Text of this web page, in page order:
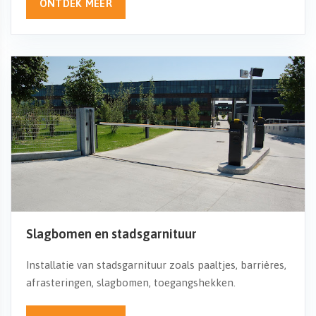
ONTDEK MEER
Slagbomen en stadsgarnituur
Installatie van stadsgarnituur zoals paaltjes, barrières,
afrasteringen, slagbomen, toegangshekken.